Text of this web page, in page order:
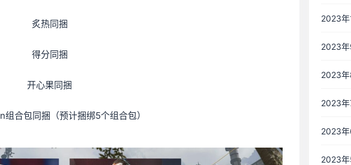
炙热同捆
得分同捆
开心果同捆
合包同捆（预计捆绑5个组合包）
2023年
2023年
2023年
2023年
2023年
2023年